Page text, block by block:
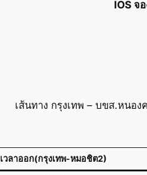
IOS จ
เส้นทาง กรุงเทพ – บขส.หนอ
เวลาออก(กรุงเทพ-หมอชิต2)